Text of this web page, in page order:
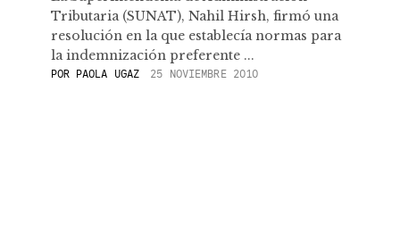
Tributaria (SUNAT), Nahil Hirsh, firmó una
resolución en la que establecía normas para
la indemnización preferente ...
PORPAOLA UGAZ 25 NOVIEMBRE 2010